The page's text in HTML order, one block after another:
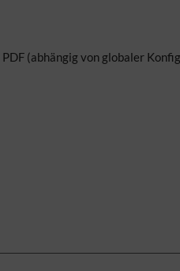
(abhängig von globaler